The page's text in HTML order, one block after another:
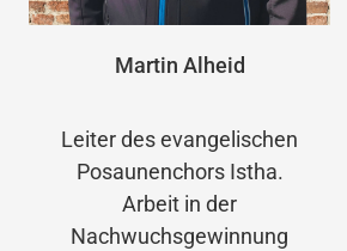
Martin Alheid
Leiter des evangelischen
Posaunenchors Istha.
Arbeit in der
Nachwuchsgewinnung